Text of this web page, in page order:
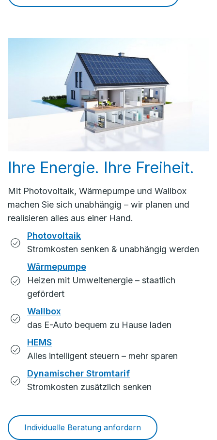
Ihre Energie. Ihre Freiheit.
Mit Photovoltaik, Wärmepumpe und Wallbox
machen Sie sich unabhängig – wir planen und
realisieren alles aus einer Hand.
Photovoltaik
Stromkosten senken & unabhängig werden
Wärmepumpe
Heizen mit Umweltenergie – staatlich
gefördert
Wallbox
das E-Auto bequem zu Hause laden
HEMS
Alles intelligent steuern – mehr sparen
Dynamischer Stromtarif
Stromkosten zusätzlich senken
Individuelle Beratung anfordern